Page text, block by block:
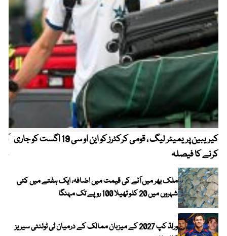
کیریبین پریمیئر لیگ ، قومی کرکٹرز کو این او سی 19 اگست کو جاری
کرنے کا فیصلہ
ملک بھر میں آٹے کی قیمت میں اضافہ، ایک ہفتے میں کئی
شہروں میں 20 کلو تھیلا 100 روپے تک مہنگا
ورلڈ کپ 2027 کے میزبان ممالک کے درمیان ٹی ٹوئنٹی سیریز